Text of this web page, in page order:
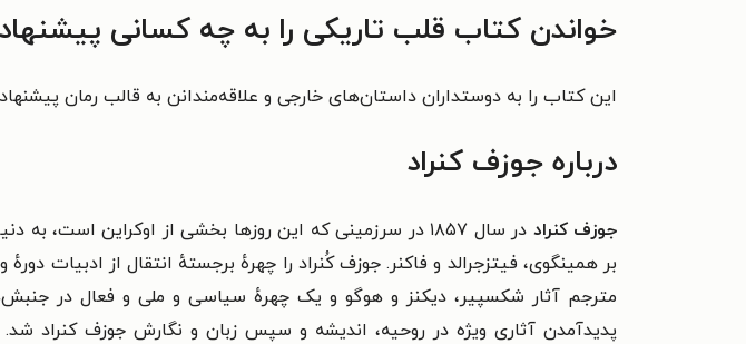
خواندن کتاب قلب تاریکی را به چه کسانی
این کتاب را به دوستداران داستان‌های خارجی و علاقه‌مندانن به قالب رمان
درباره جوزف کنراد
جوزف کنراد
در سال ۱۸۵۷ در سرزمینی که این روزها بخشی از اوکراین
بر همینگوی، فیتزجرالد و فاکنر. جوزف کُنراد را چهرهٔ برجستهٔ انتقال از ادبیات
مترجم آثار شکسپیر، دیکنز و هوگو و یک چهرهٔ سیاسی و ملی و فعال در
پدیدآمدن آثاری ویژه در روحیه، اندیشه و سپس زبان و نگارش جوزف